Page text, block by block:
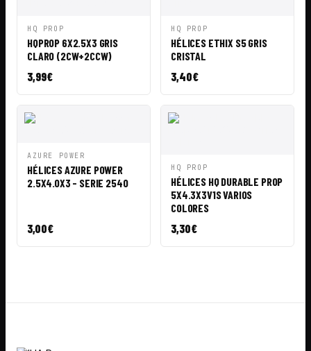
VISTA
HQ PROP
HQPROP 6X2.5X3 GRIS
CLARO (2CW+2CCW)
3,99€
VISTA
RÁPIDA
HQ PROP
HÉLICES ETHIX S5 GRIS
CRISTAL
3,40€
VISTA
RÁPIDA
AZURE POWER
HÉLICES AZURE POWER
2.5X4.0X3 - SERIE 2540
3,00€
VISTA
RÁPIDA
HQ PROP
HÉLICES HQ DURABLE PROP
5X4.3X3V1S VARIOS
COLORES
3,30€